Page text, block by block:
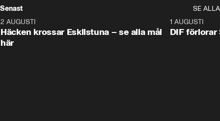
Senast
SE ALLA
2 AUGUSTI
Häcken krossar Eskilstuna – se alla mål
här
1 AUGUSTI
DIF